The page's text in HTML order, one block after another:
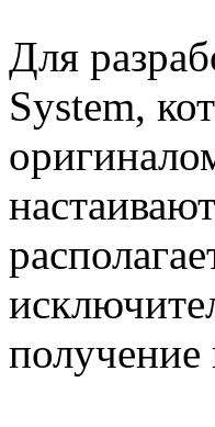
Для
System,